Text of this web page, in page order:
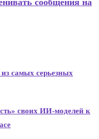
самых серьезных
своих ИИ-моделей к